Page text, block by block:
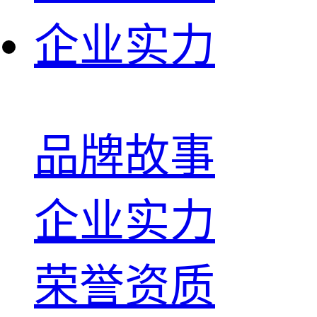
企业实力
品牌故事
企业实力
荣誉资质